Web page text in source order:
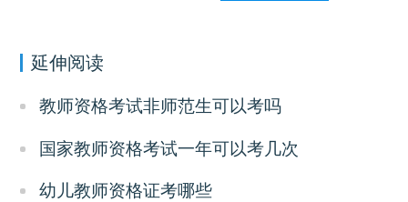
延伸阅读
教师资格考试非师范生可以考吗
国家教师资格考试一年可以考几次
幼儿教师资格证考哪些